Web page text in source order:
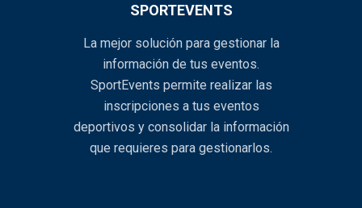
SPORTEVENTS
La mejor solución para gestionar la
información de tus eventos.
SportEvents permite realizar las
inscripciones a tus eventos
deportivos y consolidar la información
que requieres para gestionarlos.